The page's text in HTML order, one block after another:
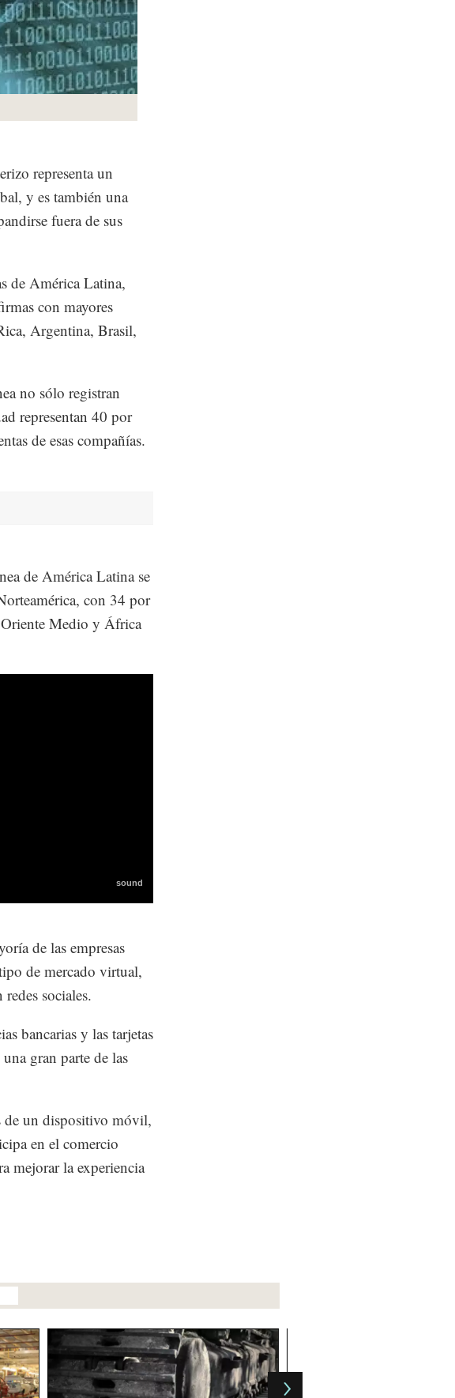
representa un
y es también una
fuera de sus
de América Latina,
con mayores
Argentina, Brasil,
no sólo registran
representan 40 por
de esas compañías.
de América Latina se
con 34 por
Medio y África
de las empresas
de mercado virtual,
sociales.
bancarias y las tarjetas
gran parte de las
de un dispositivo móvil,
en el comercio
mejorar la experiencia